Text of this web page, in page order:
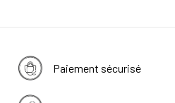
Paiement sécurisé